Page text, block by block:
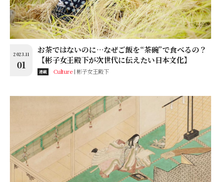
2023.11
01
お茶ではないのに…なぜご飯を“茶碗”で食べるの？
【彬子女王殿下が次世代に伝えたい日本文化】
連載 Culture 彬子女王殿下